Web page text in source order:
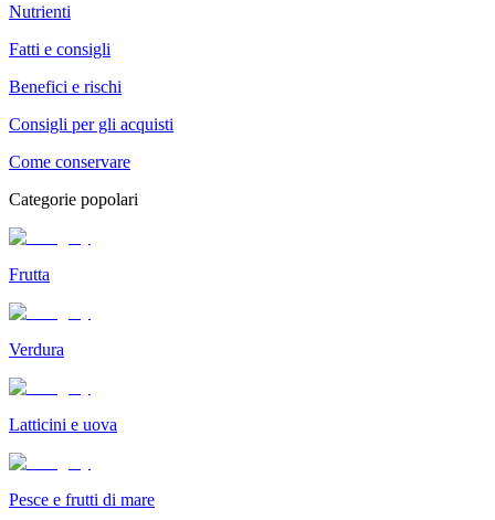
Nutrienti
Fatti e consigli
Benefici e rischi
Consigli per gli acquisti
Come conservare
Categorie popolari
Frutta
Verdura
Latticini e uova
Pesce e frutti di mare